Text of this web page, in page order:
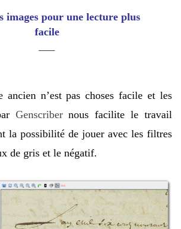
images pour une lecture plus
facile
ancien n’est pas choses facile et les
Genscribernous facilite le travail
la possibilité de jouer avec les filtres
de gris et le négatif.